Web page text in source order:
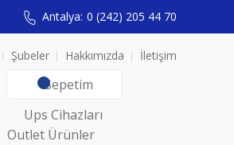
Antalya: 0 (242) 205 44 70
Şubeler Hakkımızda İletişim
Sepetim
Ups Cihazları
Outlet Ürünler